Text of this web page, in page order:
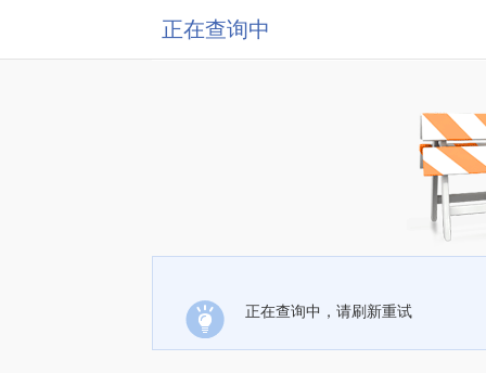
正在查询中
正在查询中，请刷新重试